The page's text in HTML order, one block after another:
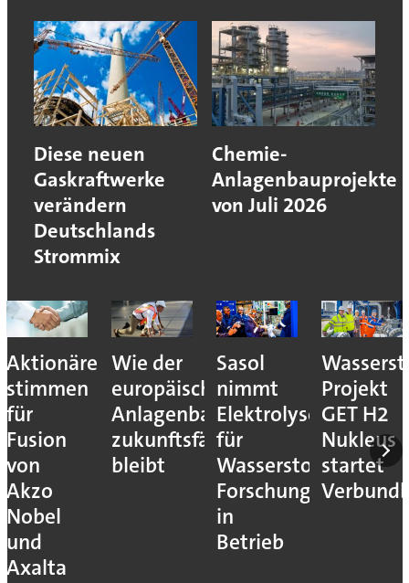
Diese neuen
Gaskraftwerke
verändern
Deutschlands
Strommix
Chemie-
Anlagenbauprojekte
von Juli 2026
Aktionäre
stimmen
für
Fusion
von
Akzo
Nobel
und
Axalta
Wie der
europäische
Anlagenbau
zukunftsfähig
bleibt
Sasol
nimmt
Elektrolyseur
für
Wasserstoff-
Forschung
in
Betrieb
Projekt
GET H2
Nukleus
startet